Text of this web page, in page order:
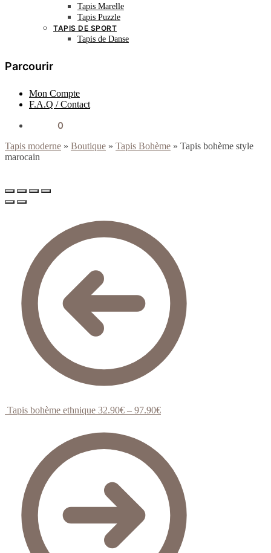
Tapis Marelle
Tapis Puzzle
TAPIS DE SPORT
Tapis de Danse
Parcourir
Mon Compte
F.A.Q / Contact
0
Tapis moderne » Boutique » Tapis Bohème » Tapis bohème style
marocain
Tapis bohème ethnique 32.90€ – 97.90€